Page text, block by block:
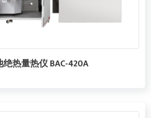
热量热仪 BAC-420A